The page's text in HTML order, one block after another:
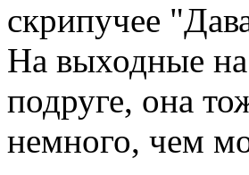
скрипучее
На выходные на
подруге, она
немного, чем